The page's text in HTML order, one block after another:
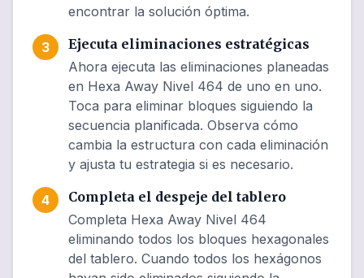
encontrar la solución óptima.
3
Ejecuta eliminaciones estratégicas
Ahora ejecuta las eliminaciones planeadas
en Hexa Away Nivel 464 de uno en uno.
Toca para eliminar bloques siguiendo la
secuencia planificada. Observa cómo
cambia la estructura con cada eliminación
y ajusta tu estrategia si es necesario.
4
Completa el despeje del tablero
Completa Hexa Away Nivel 464
eliminando todos los bloques hexagonales
del tablero. Cuando todos los hexágonos